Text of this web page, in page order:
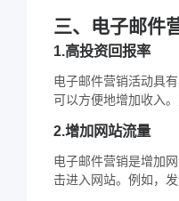
三、电子邮件
1.高投资回报率
电子邮件营销活动具
可以方便地增加收入
2.增加网站流量
电子邮件营销是增加
击进入网站。例如，